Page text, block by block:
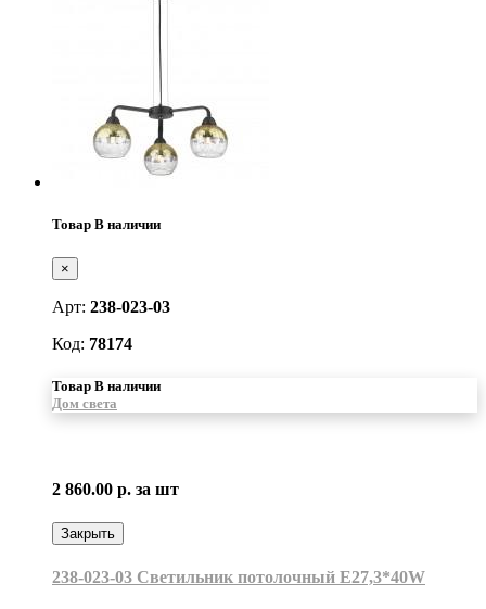
Товар В наличии
×
Арт: 238-023-03
Код: 78174
Товар В наличии
Дом света
2 860.00 р. за шт
Закрыть
238-023-03 Светильник потолочный Е27,3*40W